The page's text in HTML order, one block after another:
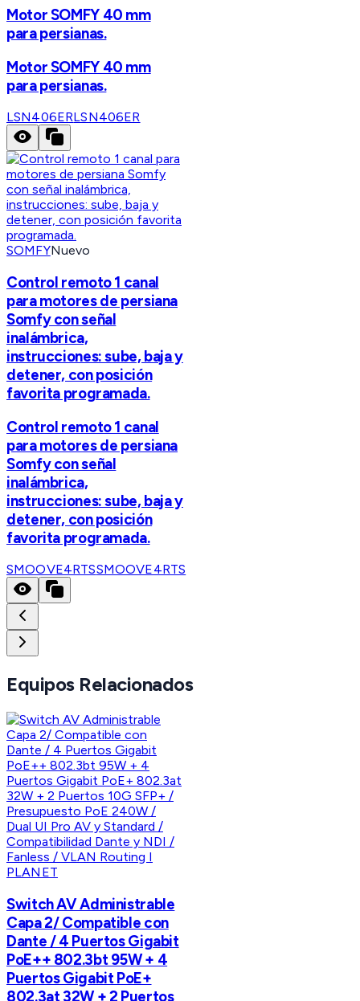
Motor SOMFY 40 mm
para persianas.
Motor SOMFY 40 mm
para persianas.
LSN406ERLSN406ER
SOMFYNuevo
Control remoto 1 canal
para motores de persiana
Somfy con señal
inalámbrica,
instrucciones: sube, baja y
detener, con posición
favorita programada.
Control remoto 1 canal
para motores de persiana
Somfy con señal
inalámbrica,
instrucciones: sube, baja y
detener, con posición
favorita programada.
SMOOVE4RTSSMOOVE4RTS
Equipos Relacionados
PLANET
Switch AV Administrable
Capa 2/ Compatible con
Dante / 4 Puertos Gigabit
PoE++ 802.3bt 95W + 4
Puertos Gigabit PoE+
802.3at 32W + 2 Puertos